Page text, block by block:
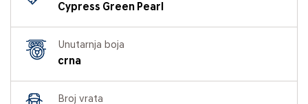
Cypress Green Pearl
Unutarnja boja
crna
Broj vrata